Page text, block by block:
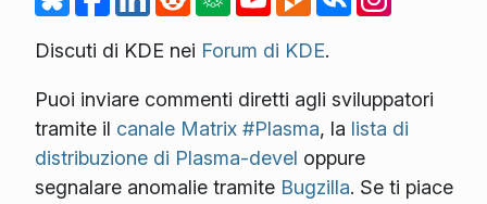
Discuti di KDE nei Forum di KDE.
Puoi inviare commenti diretti agli sviluppatori
tramite il canale Matrix #Plasma, la lista di
distribuzione di Plasma-devel oppure
segnalare anomalie tramite Bugzilla. Se ti piace